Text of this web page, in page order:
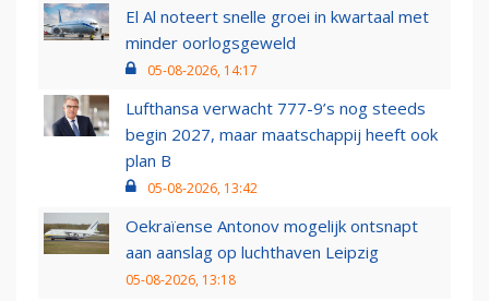
El Al noteert snelle groei in kwartaal met
minder oorlogsgeweld
05-08-2026, 14:17
Lufthansa verwacht 777-9’s nog steeds
begin 2027, maar maatschappij heeft ook
plan B
05-08-2026, 13:42
Oekraïense Antonov mogelijk ontsnapt
aan aanslag op luchthaven Leipzig
05-08-2026, 13:18